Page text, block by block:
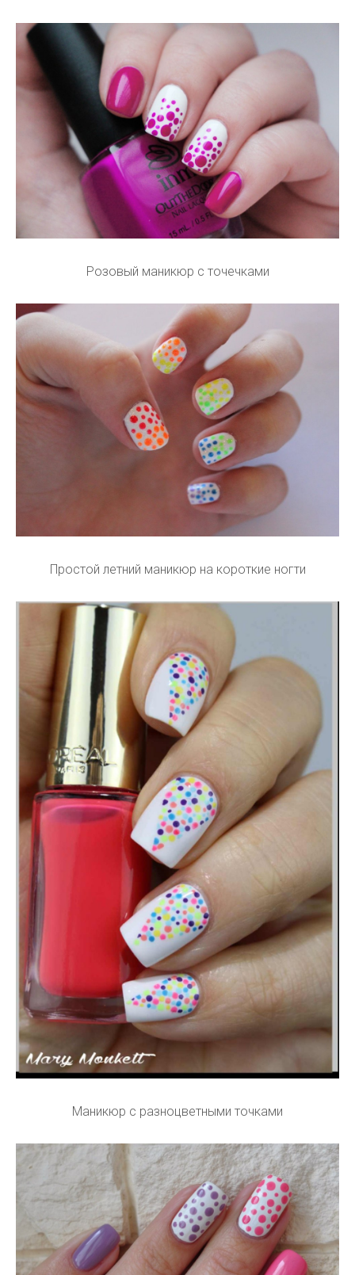
Розовый маникюр с точечками
Простой летний маникюр на короткие ногти
Маникюр с разноцветными точками